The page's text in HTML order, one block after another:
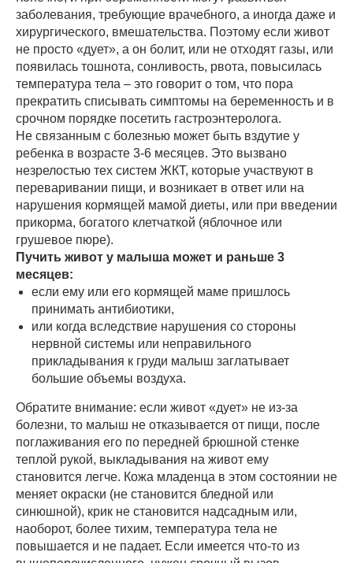
заболевания, требующие врачебного, а иногда даже и
хирургического, вмешательства. Поэтому если живот
не просто «дует», а он болит, или не отходят газы, или
появилась тошнота, сонливость, рвота, повысилась
температура тела – это говорит о том, что пора
прекратить списывать симптомы на беременность и в
срочном порядке посетить гастроэнтеролога.
Не связанным с болезнью может быть вздутие у
ребенка в возрасте 3-6 месяцев. Это вызвано
незрелостью тех систем ЖКТ, которые участвуют в
переваривании пищи, и возникает в ответ или на
нарушения кормящей мамой диеты, или при введении
прикорма, богатого клетчаткой (яблочное или
грушевое пюре).
Пучить живот у малыша может и раньше 3
месяцев:
если ему или его кормящей маме пришлось
принимать антибиотики,
или когда вследствие нарушения со стороны
нервной системы или неправильного
прикладывания к груди малыш заглатывает
большие объемы воздуха.
Обратите внимание: если живот «дует» не из-за
болезни, то малыш не отказывается от пищи, после
поглаживания его по передней брюшной стенке
теплой рукой, выкладывания на живот ему
становится легче. Кожа младенца в этом состоянии не
меняет окраски (не становится бледной или
синюшной), крик не становится надсадным или,
наоборот, более тихим, температура тела не
повышается и не падает. Если имеется что-то из